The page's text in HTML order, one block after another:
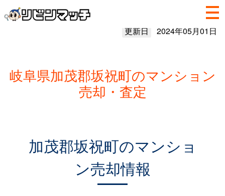
更新日 2024年05月01日
岐阜県加茂郡坂祝町のマンション
売却・査定
加茂郡坂祝町のマンショ
ン売却情報